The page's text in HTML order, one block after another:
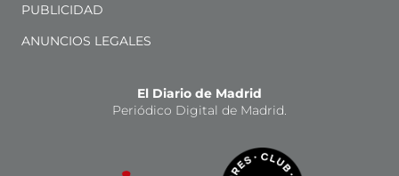
PUBLICIDAD
ANUNCIOS LEGALES
El Diario de Madrid
Periódico Digital de Madrid.